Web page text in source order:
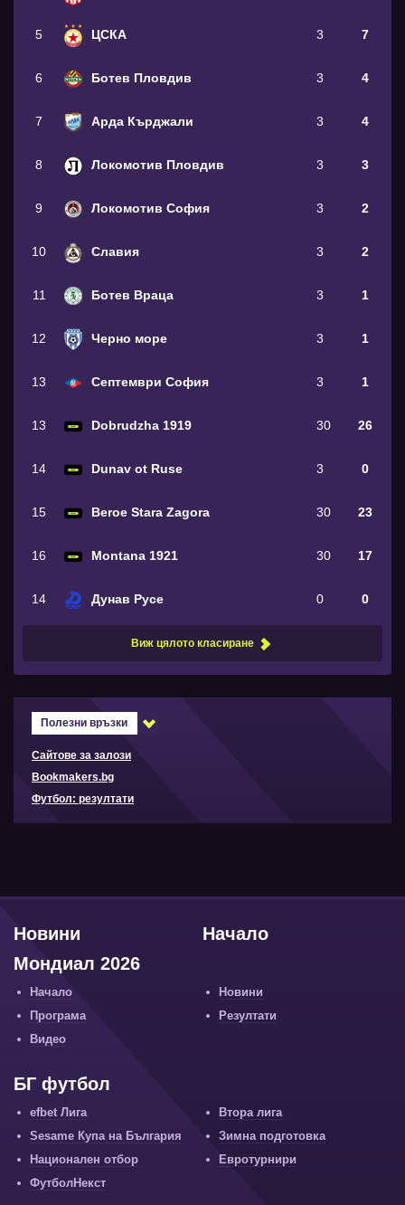
5 ЦСКА 3 7
6 Ботев Пловдив 3 4
7 Арда Кърджали 3 4
8 Локомотив Пловдив 3 3
9 Локомотив София 3 2
10 Славия 3 2
11 Ботев Враца 3 1
12 Черно море 3 1
13 Септември София 3 1
13 Dobrudzha 1919 30 26
14 Dunav ot Ruse 3 0
15 Beroe Stara Zagora 30 23
16 Montana 1921 30 17
14 Дунав Русе 0 0
Виж цялото класиране
Полезни връзки
Сайтове за залози
Bookmakers.bg
Футбол: резултати
Начало
Новини
Мондиал 2026
Начало
Новини
Програма
Резултати
Видео
БГ футбол
efbet Лига
Втора лига
Sesame Купа на България
Зимна подготовка
Национален отбор
Евротурнири
ФутболНекст